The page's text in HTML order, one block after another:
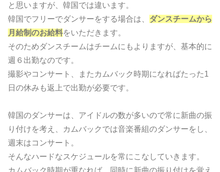
と思いますが、韓国では違います。
韓国でフリーでダンサーをする場合は、
ダンスチームから
月給制のお給料をいただきます。
そのためダンスチームはチームにもよりますが、基本的に
週６出勤なのです。
撮影やコンサート、またカムバック時期になればたった1
日の休みも返上で出勤が必要です。
韓国のダンサーは、アイドルの数が多いので常に新曲の振
り付けを考え、カムバックでは音楽番組のダンサーをし、
週末はコンサート。
そんなハードなスケジュールを常にこなしていきます。